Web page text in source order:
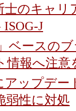
士のキャ
ISOG-J
」ベースの
情報へ注意
アップデー
弱性に対処